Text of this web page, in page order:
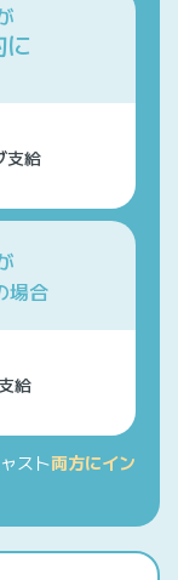
支給
場合
給
スト両方にイン